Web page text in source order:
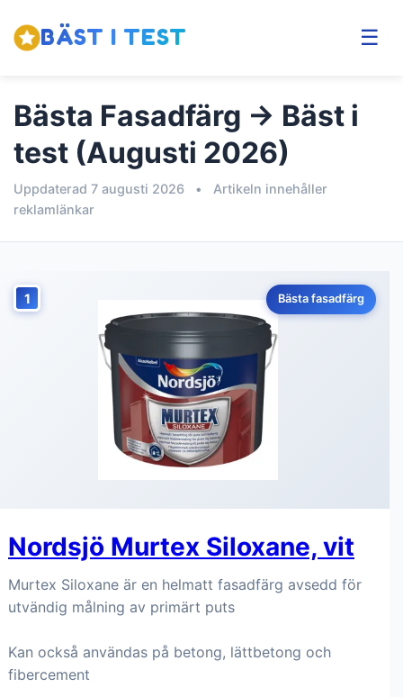
BÄST I TEST ☰
Bästa Fasadfärg → Bäst i
test (Augusti 2026)
Uppdaterad 7 augusti 2026 •
Artikeln innehåller
reklamlänkar
1 Bästa fasadfärg
Nordsjö Murtex Siloxane, vit
Murtex Siloxane är en helmatt fasadfärg avsedd för
utvändig målning av primärt puts
Kan också användas på betong, lättbetong och
fibercement